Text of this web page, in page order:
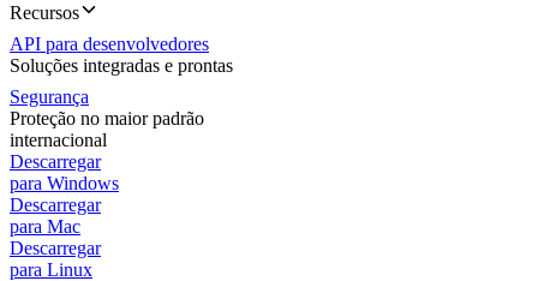
Recursos
API para desenvolvedores
Soluções integradas e prontas
Segurança
Proteção no maior padrão
internacional
Descarregar
para Windows
Descarregar
para Mac
Descarregar
para Linux